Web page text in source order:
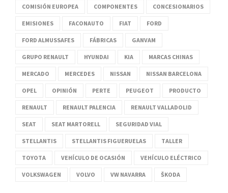
COMISIÓN EUROPEA COMPONENTES CONCESIONARIOS
EMISIONES FACONAUTO FIAT FORD
FORD ALMUSSAFES FÁBRICAS GANVAM
GRUPO RENAULT HYUNDAI KIA MARCAS CHINAS
MERCADO MERCEDES NISSAN NISSAN BARCELONA
OPEL OPINIÓN PERTE PEUGEOT PRODUCTO
RENAULT RENAULT PALENCIA RENAULT VALLADOLID
SEAT SEAT MARTORELL SEGURIDAD VIAL
STELLANTIS STELLANTIS FIGUERUELAS TALLER
TOYOTA VEHÍCULO DE OCASIÓN VEHÍCULO ELÉCTRICO
VOLKSWAGEN VOLVO VW NAVARRA ŠKODA